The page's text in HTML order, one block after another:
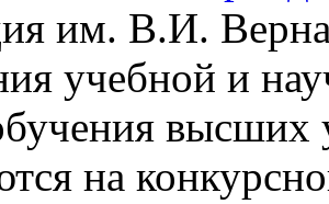
им. В.И.
учебной и
высших
на